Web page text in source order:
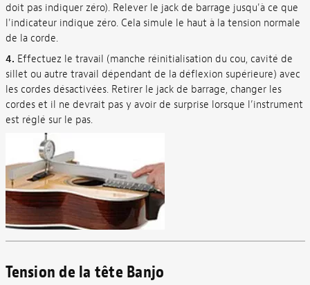
doit pas indiquer zéro). Relever le jack de barrage jusqu'à ce que
l'indicateur indique zéro. Cela simule le haut à la tension normale
de la corde.
4. Effectuez le travail (manche réinitialisation du cou, cavité de
sillet ou autre travail dépendant de la déflexion supérieure) avec
les cordes désactivées. Retirer le jack de barrage, changer les
cordes et il ne devrait pas y avoir de surprise lorsque l’instrument
est réglé sur le pas.
Tension de la tête Banjo